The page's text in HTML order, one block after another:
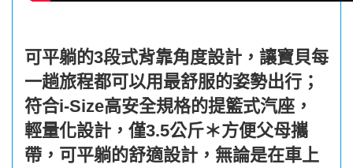
可平躺的3段式背靠角度設計，讓寶貝每
一趟旅程都可以用最舒服的姿勢出行；
符合i-Size高安全規格的提籃式汽座，
輕量化設計，僅3.5公斤＊方便父母攜
帶，可平躺的舒適設計，無論是在車上